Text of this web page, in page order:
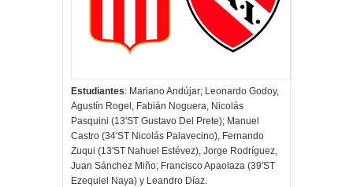
Estudiantes: Mariano Andújar; Leonardo Godoy,
Agustín Rogel, Fabián Noguera, Nicolás
Pasquini (13'ST Gustavo Del Prete); Manuel
Castro (34'ST Nicolás Palavecino), Fernando
Zuqui (13'ST Nahuel Estévez), Jorge Rodríguez,
Juan Sánchez Miño; Francisco Apaolaza (39'ST
Ezequiel Naya) y Leandro Díaz.